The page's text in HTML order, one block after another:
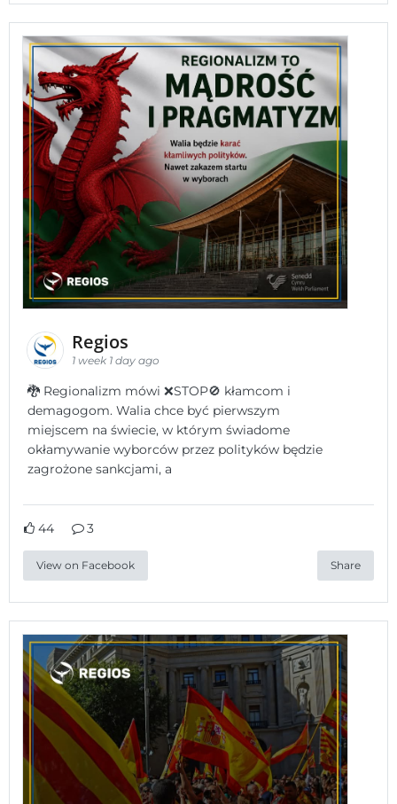
Regios
1 week 1 day ago
🐉 Regionalizm mówi ❌STOP🚫 kłamcom i
demagogom. Walia chce być pierwszym
miejscem na świecie, w którym świadome
okłamywanie wyborców przez polityków będzie
zagrożone sankcjami, a
44 3
View on Facebook Share